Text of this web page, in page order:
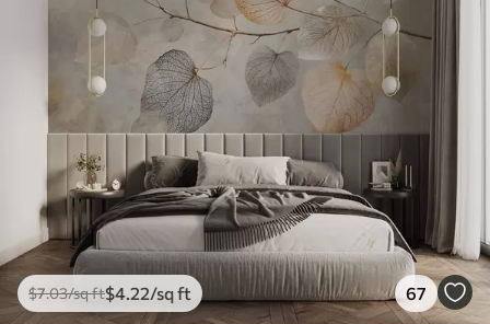
$7.03/sq ft$4 .22/sq ft 67